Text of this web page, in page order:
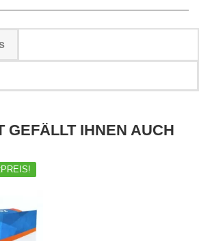
GEFÄLLT IHNEN AUCH